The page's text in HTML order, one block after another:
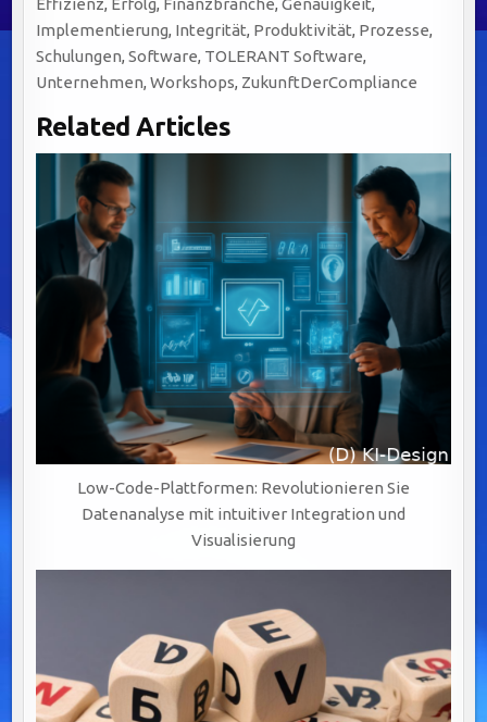
Implementierung, Integrität, Produktivität, Prozesse,
Schulungen,Software, TOLERANT Software,
Unternehmen,Workshops, ZukunftDerCompliance
Related Articles
Low-Code-Plattformen: Revolutionieren Sie
Datenanalyse mit intuitiver Integration und
Visualisierung